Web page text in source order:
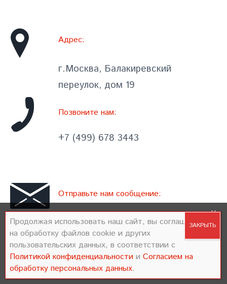
Адрес:
г.Москва, Балакиревский
переулок, дом 19
Позвоните нам:
+7 (499) 678 3443
Отправьте нам сообщение:
info@atanor.ru
Продолжая использовать наш сайт, вы соглашаетесь
на обработку файлов cookie и других
пользовательских данных, в соответствии с
Политикой конфиденциальности и Согласием на
обработку персональных данных.
×
Продолжая использовать наш сайт, вы
соглашаетесь на обработку файлов cookie и
других пользовательских данных, в соответствии
сПолитикой конфиденциальностииСогласием
на обработку персональных данных